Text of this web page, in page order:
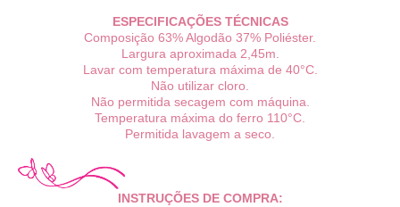
ESPECIFICAÇÕES TÉCNICAS
Composição 63% Algodão 37% Poliéster.
Largura aproximada 2,45m.
Lavar com temperatura máxima de 40°C.
Não utilizar cloro.
Não permitida secagem com máquina.
Temperatura máxima do ferro 110°C.
Permitida lavagem a seco.
INSTRUÇÕES DE COMPRA: